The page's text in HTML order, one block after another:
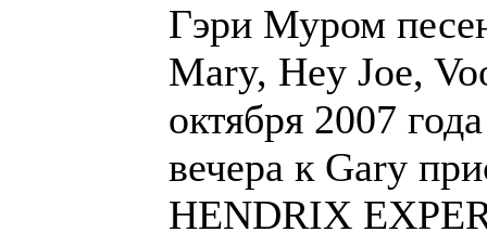
Гэри Муром
Mary, Hey Joe,
октября 2007
вечера к Gary
HENDRIX